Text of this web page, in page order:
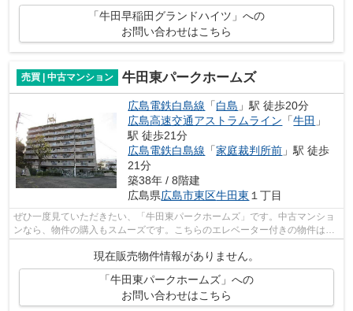
「牛田早稲田グランドハイツ」への
お問い合わせはこちら
売買 | 中古マンション 牛田東パークホームズ
広島電鉄白島線 「白島 」駅 徒歩20分
広島高速交通アストラムライン 「牛田 」
駅 徒歩21分
広島電鉄白島線 「家庭裁判所前 」駅 徒歩
21分
築38年 / 8階建
広島県広島市東区牛田東 １丁目
ぜひ一度見ていただきたい、「牛田東パークホームズ」です。中古マンショ
ンなら、物件の購入もスムーズです。こちらのエレベーター付きの物件はい
かがでしょうか。広島市東区で不動産...
現在販売物件情報がありません。
「牛田東パークホームズ」への
お問い合わせはこちら